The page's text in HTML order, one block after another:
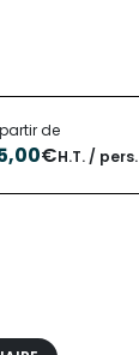
de
€H.T. / pers.